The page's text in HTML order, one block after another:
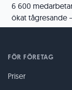
6 600
ökat tågresande
FÖR FÖRETAG
Priser